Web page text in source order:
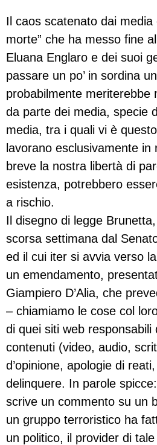
Il caos scatenato dai media
morte” che ha messo fine
Eluana Englaro e dei suoi
passare un po’ in sordina
probabilmente meriterebbe
da parte dei media, specie
media, tra i quali vi è
lavorano esclusivamente
breve la nostra libertà di
esistenza, potrebbero
a rischio.
Il disegno di legge
scorsa settimana dal
ed il cui iter si avvia verso
un emendamento,
Giampiero D’Alia, che
– chiamiamo le cose col
di quei siti web responsabili
contenuti (video, audio,
d’opinione, apologie di
delinquere. In parole
scrive un commento su un
un gruppo terroristico ha
un politico, il provider di